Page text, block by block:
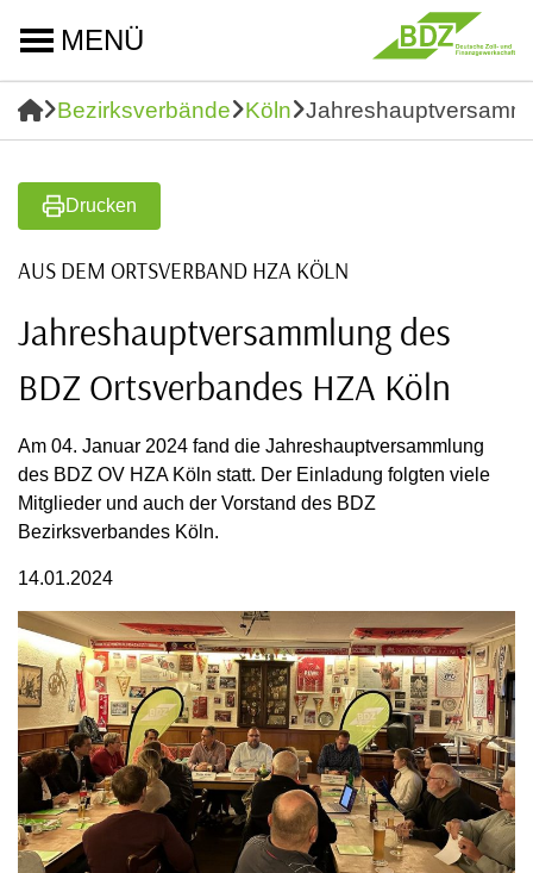
MENÜ
Bezirksverbände Köln
Drucken
AUS DEM ORTSVERBAND HZA KÖLN
Jahreshauptversammlung des
BDZ Ortsverbandes HZA Köln
Am 04. Januar 2024 fand die Jahreshauptversammlung
des BDZ OV HZA Köln statt. Der Einladung folgten viele
Mitglieder und auch der Vorstand des BDZ
Bezirksverbandes Köln.
14.01.2024